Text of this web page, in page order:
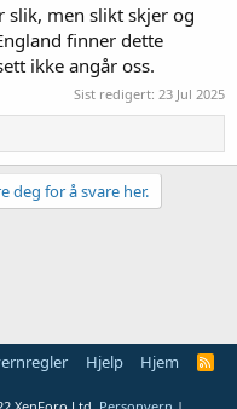
slik, men slikt skjer og
finner dette
ikke angår oss.
Sist redigert: 23 Jul 2025
deg for å svare her.
Hjelp Hjem
R